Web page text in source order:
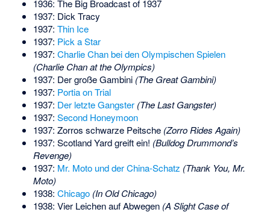
1936: The Big Broadcast of 1937
1937: Dick Tracy
1937: Thin Ice
1937: Pick a Star
1937: Charlie Chan bei den Olympischen Spielen
(Charlie Chan at the Olympics)
1937: Der große Gambini (The Great Gambini)
1937: Portia on Trial
1937: Der letzte Gangster (The Last Gangster)
1937: Second Honeymoon
1937: Zorros schwarze Peitsche (Zorro Rides Again)
1937: Scotland Yard greift ein! (Bulldog Drummond’s
Revenge)
1937: Mr. Moto und der China-Schatz (Thank You, Mr.
Moto)
1938: Chicago (In Old Chicago)
1938: Vier Leichen auf Abwegen (A Slight Case of